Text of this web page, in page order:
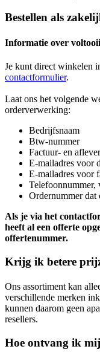
Bestellen als
Informatie over
Je kunt direct winkelen
contactformulier.
Laat ons het volgende
orderverwerking:
Bedrijfsnaam
Btw-nummer
Factuur- en
E-mailadres voor
E-mailadres voor
Telefoonnummer,
Ordernummer dat
Als je via het
heeft al een offerte
offertenummer.
Krijg ik betere
Ons assortiment kan
verschillende merken
kunnen daarom geen
resellers.
Hoe ontvang ik